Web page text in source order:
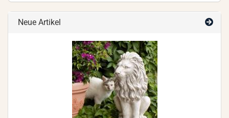
Neue Artikel